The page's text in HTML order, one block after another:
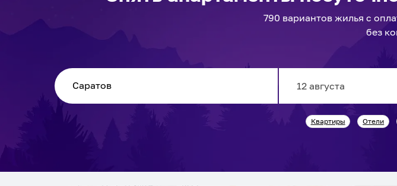
790 вариантов жилья с
без
forwardКвартиры Отели